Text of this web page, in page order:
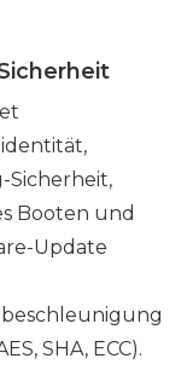
Sicherheit,
Booten und
Update
SHA, ECC).